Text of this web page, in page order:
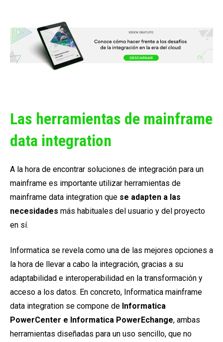
Las herramientas de mainframe
data integration
A la hora de encontrar soluciones de integración para un
mainframe es importante utilizar herramientas de
mainframe data integration que se adapten a las
necesidades más habituales del usuario y del proyecto
en sí.
Informatica se revela como una de las mejores opciones a
la hora de llevar a cabo la integración, gracias a su
adaptabilidad e interoperabilidad en la transformación y
acceso a los datos. En concreto, Informatica mainframe
data integration se compone de Informatica
PowerCenter e Informatica PowerEchange, ambas
herramientas diseñadas para un uso sencillo, que no